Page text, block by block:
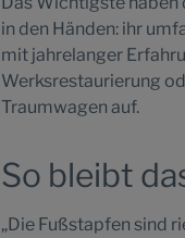
in den Händen: ihr
mit jahrelanger
Werksrestaurierung
Traumwagen auf.
So bleibt
„Die Fußstapfen sind